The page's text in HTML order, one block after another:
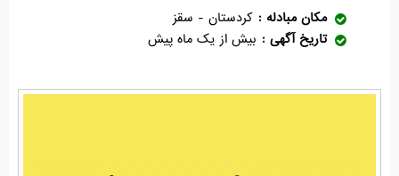
مکان مبادله
کردستان - سقز
تاریخ آگهی
بیش از یک ماه پیش